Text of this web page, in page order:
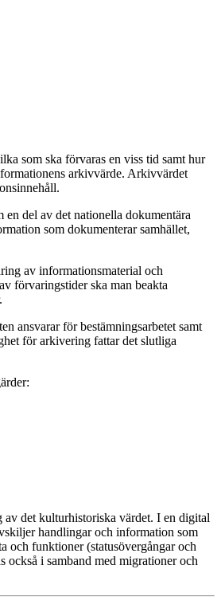
som ska förvaras en viss tid samt hur
arkivvärde. Arkivvärdet
del av det nationella dokumentära
som dokumenterar samhället,
av informationsmaterial och
förvaringstider ska man beakta
ansvarar för bestämningsarbetet samt
för arkivering fattar det slutliga
det kulturhistoriska värdet. I en digital
handlingar och information som
och funktioner (statusövergångar och
i samband med migrationer och